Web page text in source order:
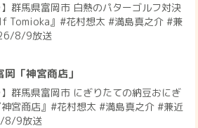
】群馬県富岡市 白熱のパターゴルフ対決
Tomioka』#花村想太 #満島真之介 #兼
8/9放送
岡「神宮商店」
】群馬県富岡市 にぎりたての納豆おにぎ
神宮商店』#花村想太 #満島真之介 #兼近
8/9放送